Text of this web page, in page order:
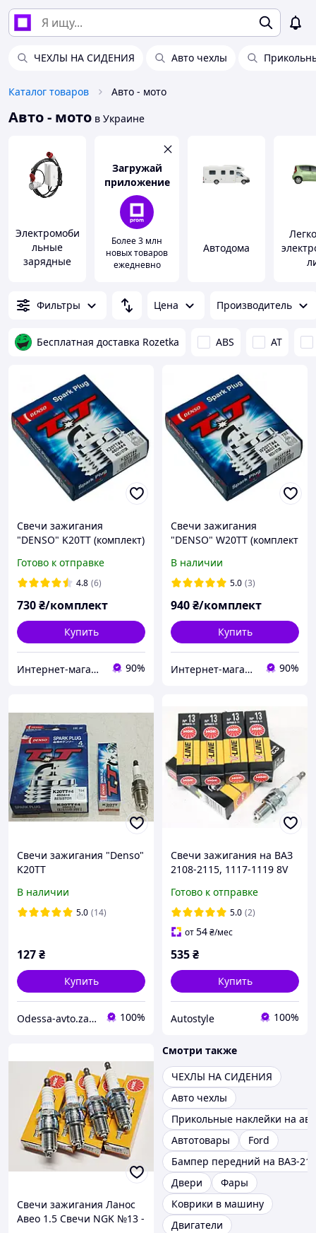
ЧЕХЛЫ НА СИДЕНИЯ Авто чехлы
Каталог товаров Авто - мото
Авто - мото в Украине
Электромоби
льные
зарядные
Загружай
приложение
Более 3 млн
новых товаров
ежедневно
Автодома
Фильтры Цена Производитель
Бесплатная доставка Rozetka ABS AT
Свечи зажигания
"DENSO" K20TT (комплект)
Готово к отправке
4.8 (6)
730₴/комплект
Купить
Интернет-магазин "Сила Света" 90%
Свечи зажигания
"DENSO" W20TT (комплект
В наличии
5.0 (3)
940₴/комплект
Купить
Интернет-магазин "Сила Света" 90%
Свечи зажигания "Denso"
K20TT
В наличии
5.0 (14)
127₴
Купить
Odessa-avto.zapchasti 100%
Свечи зажигания на ВАЗ
2108-2115, 1117-1119 8V
VL-13 BPR6ES-11)
Готово к отправке
5.0 (2)
от54₴/мес
535₴
Купить
Autostyle 100%
Свечи зажигания Ланос
Авео 1.5 Свечи NGK №13 -
Смотри также
ЧЕХЛЫ НА СИДЕНИЯ
Авто чехлы
Прикольные наклейки на
Автотовары
Ford
Бампер передний на ВАЗ-
Двери
Фары
Коврики в машину
Двигатели